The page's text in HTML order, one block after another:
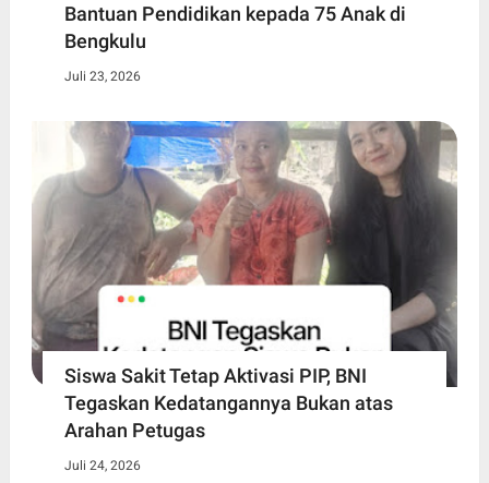
Bantuan Pendidikan kepada 75 Anak di
Bengkulu
Juli 23, 2026
Siswa Sakit Tetap Aktivasi PIP, BNI
Tegaskan Kedatangannya Bukan atas
Arahan Petugas
Juli 24, 2026